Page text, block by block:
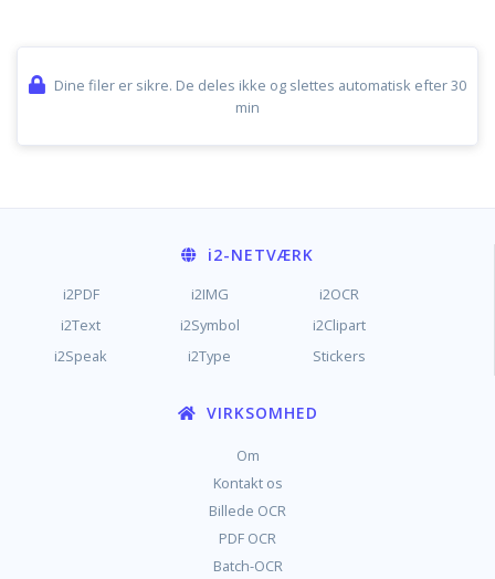
Dine filer er sikre. De deles ikke og slettes automatisk efter 30
min
i2-NETVÆRK
i2PDF i2IMG
i2OCR
i2Text
i2Symbol
i2Clipart
i2Speak
i2Type Stickers
VIRKSOMHED
Om
Kontakt os
Billede OCR
PDF OCR
Batch-OCR